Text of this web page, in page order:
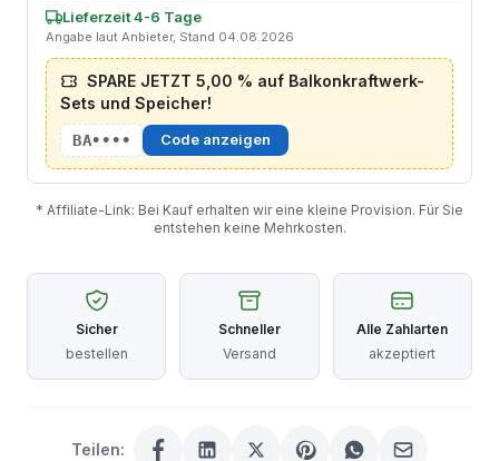
Lieferzeit 4-6 Tage
Angabe laut Anbieter, Stand 04.08.2026
SPARE JETZT 5,00 % auf Balkonkraftwerk-
Sets und Speicher!
BA•••• Code anzeigen
* Affiliate-Link: Bei Kauf erhalten wir eine kleine Provision. Für Sie
entstehen keine Mehrkosten.
Sicher
bestellen
Schneller
Versand
Alle Zahlarten
akzeptiert
Teilen: